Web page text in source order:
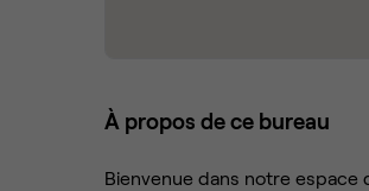
À propos de ce bureau
Bienvenue dans notre